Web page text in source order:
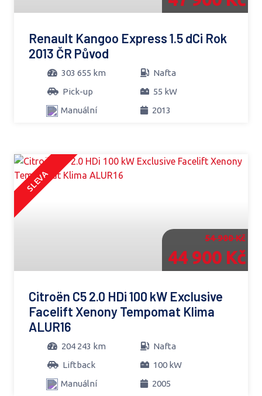
Renault Kangoo Express 1.5 dCi Rok
2013 ČR Původ
303 655 km
Nafta
Pick-up
55 kW
Manuální
2013
SLEVA
54 900 Kč
44 900 Kč
Citroën C5 2.0 HDi 100 kW Exclusive
Facelift Xenony Tempomat Klima
ALUR16
204 243 km
Nafta
Liftback
100 kW
Manuální
2005